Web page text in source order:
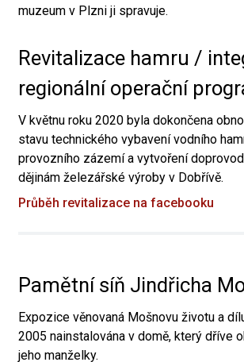
muzeum v Plzni ji spravuje.
Revitalizace hamru /
regionální operační
V květnu roku 2020 byla dokončena
stavu technického vybavení vodního
provozního zázemí a vytvoření
dějinám železářské výroby v Dobřívě.
Průběh revitalizace na facebooku
Pamětní síň Jindřicha
Expozice věnovaná Mošnovu životu a
2005 nainstalována v domě, který dříve
jeho manželky.